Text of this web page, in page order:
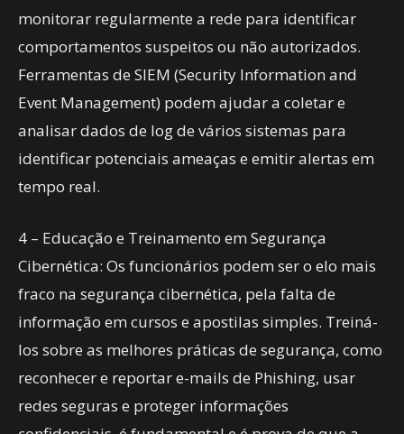
monitorar regularmente a rede para identificar
comportamentos suspeitos ou não autorizados.
Ferramentas de SIEM (Security Information and
Event Management) podem ajudar a coletar e
analisar dados de log de vários sistemas para
identificar potenciais ameaças e emitir alertas em
tempo real.
4 – Educação e Treinamento em Segurança
Cibernética: Os funcionários podem ser o elo mais
fraco na segurança cibernética, pela falta de
informação em cursos e apostilas simples. Treiná-
los sobre as melhores práticas de segurança, como
reconhecer e reportar e-mails de Phishing, usar
redes seguras e proteger informações